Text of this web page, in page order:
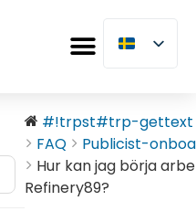
#!trpst#trp-gettext
FAQ
Publicist-
Hur kan jag börja
Refinery89?